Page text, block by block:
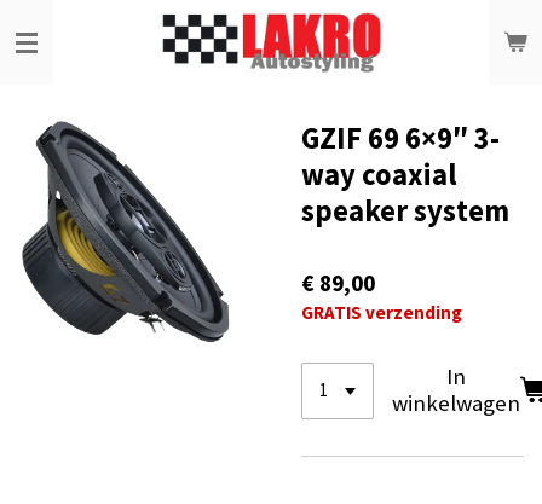
direct
hoofdinhoud
GZIF 69 6×9″ 3-
way coaxial
speaker system
€ 89,00
GRATIS verzending
In
winkelwagen